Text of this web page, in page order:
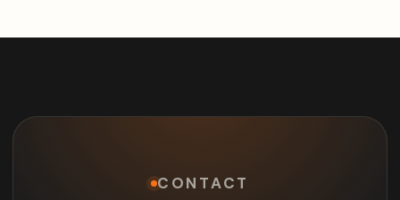
CONTACT